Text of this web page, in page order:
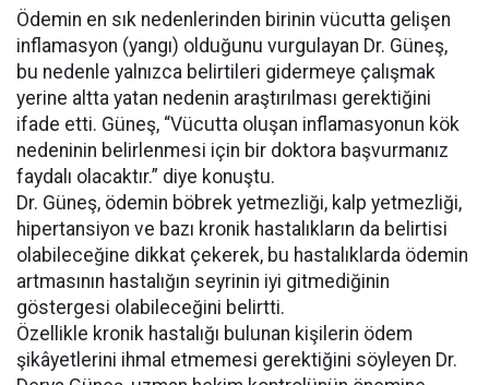
Ödemin en sık nedenlerinden birinin vücutta gelişen
inflamasyon (yangı) olduğunu vurgulayan Dr. Güneş,
bu nedenle yalnızca belirtileri gidermeye çalışmak
yerine altta yatan nedenin araştırılması gerektiğini
ifade etti. Güneş, “Vücutta oluşan inflamasyonun kök
nedeninin belirlenmesi için bir doktora başvurmanız
faydalı olacaktır.” diye konuştu.
Dr. Güneş, ödemin böbrek yetmezliği, kalp yetmezliği,
hipertansiyon ve bazı kronik hastalıkların da belirtisi
olabileceğine dikkat çekerek, bu hastalıklarda ödemin
artmasının hastalığın seyrinin iyi gitmediğinin
göstergesi olabileceğini belirtti.
Özellikle kronik hastalığı bulunan kişilerin ödem
şikâyetlerini ihmal etmemesi gerektiğini söyleyen Dr.